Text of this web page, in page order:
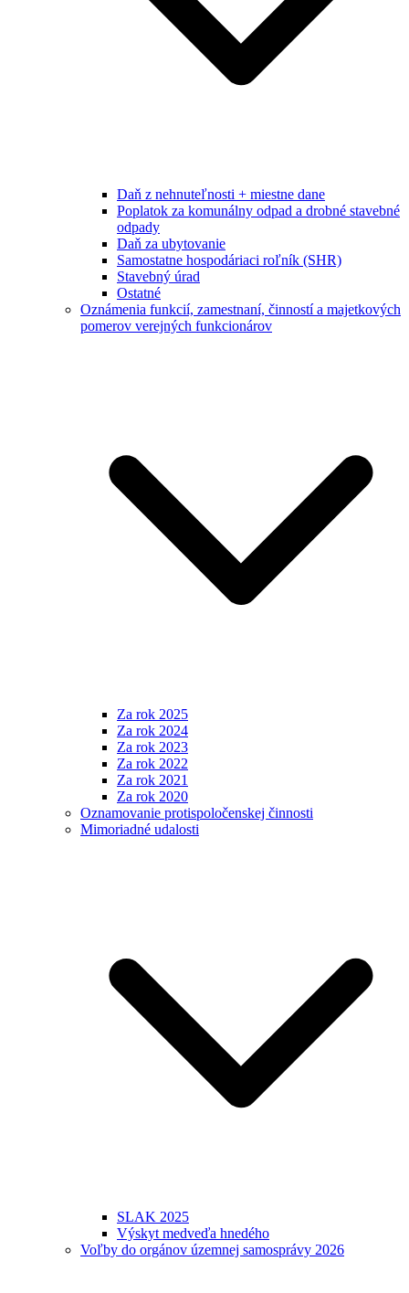
Daň z nehnuteľnosti + miestne dane
Poplatok za komunálny odpad a drobné stavebné
odpady
Daň za ubytovanie
Samostatne hospodáriaci roľník (SHR)
Stavebný úrad
Ostatné
Oznámenia funkcií, zamestnaní, činností a majetkových
pomerov verejných funkcionárov
Za rok 2025
Za rok 2024
Za rok 2023
Za rok 2022
Za rok 2021
Za rok 2020
Oznamovanie protispoločenskej činnosti
Mimoriadné udalosti
SLAK 2025
Výskyt medveďa hnedého
Voľby do orgánov územnej samosprávy 2026